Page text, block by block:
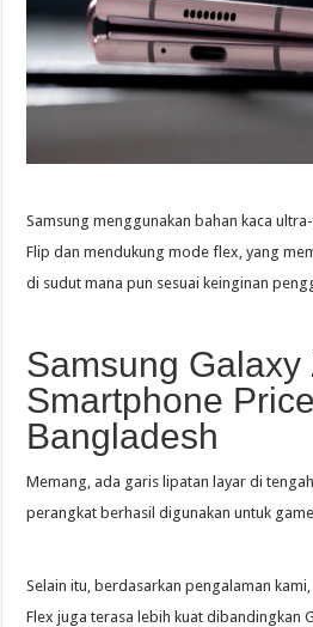
Samsung menggunakan bahan kaca
Flip dan mendukung mode flex, yang
di sudut mana pun sesuai keinginan
Samsung Galaxy
Smartphone
Bangladesh
Memang, ada garis lipatan layar di
perangkat berhasil digunakan untuk
Selain itu, berdasarkan pengalaman
Flex juga terasa lebih kuat dibandingkan